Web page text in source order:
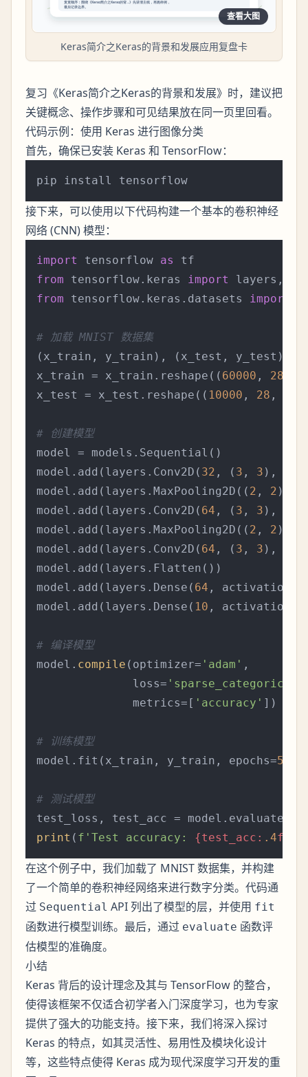
查看大图
Keras简介之Keras的背景和发展应用复盘卡
复习《Keras简介之Keras的背景和发展》时，建议把
关键概念、操作步骤和可见结果放在同一页里回看。
代码示例：使用 Keras 进行图像分类
首先，确保已安装 Keras 和 TensorFlow：
接下来，可以使用以下代码构建一个基本的卷积神经
网络 (CNN) 模型：
import tensorflow as
from tensorflow.keras import
from tensorflow.keras.datasets import
# 加载 MNIST 数据集
(x_train, y_train), (x_test, y_test) =
x_train = x_train.reshape(( 60000 , 28
x_test = x_test.reshape(( 10000 , 28 ,
# 创建模型
model = models.Sequential()
model.add(layers.Conv2D( 32 , ( 3 , 3 ),
model.add(layers.MaxPooling2D(( 2 , 2 )))
model.add(layers.Conv2D( 64 , ( 3 , 3 ),
model.add(layers.MaxPooling2D(( 2 , 2 )))
model.add(layers.Conv2D( 64 , ( 3 , 3 ),
model.add(layers.Flatten())
model.add(layers.Dense( 64 , activation=
model.add(layers.Dense( 10 , activation=
# 编译模型
model. compile (optimizer= 'adam' ,
              loss=
              metrics=[
'accuracy' ])
# 训练模型
model.fit(x_train, y_train, epochs=5
# 测试模型
print ( f'Test accuracy: {test_acc: .4f}
在这个例子中，我们加载了 MNIST 数据集，并构建
了一个简单的卷积神经网络来进行数字分类。代码通
过 Sequential API 列出了模型的层，并使用 fit
函数进行模型训练。最后，通过 evaluate 函数评
估模型的准确度。
小结
Keras 背后的设计理念及其与 TensorFlow 的整合，
使得该框架不仅适合初学者入门深度学习，也为专家
提供了强大的功能支持。接下来，我们将深入探讨
Keras 的特点，如其灵活性、易用性及模块化设计
等，这些特点使得 Keras 成为现代深度学习开发的重